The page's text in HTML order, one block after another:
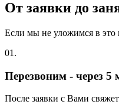
От заявки до
Если мы не уложимся в это
01.
Перезвоним - через 5
После заявки с Вами